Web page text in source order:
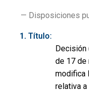
— Disposiciones
Título:
Decisión
de 17 de
modifica
relativa